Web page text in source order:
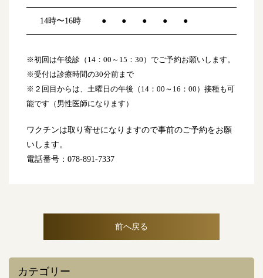
14時〜16時 ● ● ● ● ●
※初回は午後診（14：00～15：30）でご予約お願いします。
※受付は診療時間の30分前まで
※２回目からは、土曜日の午後（14：00～16：00）接種も可
能です（男性医師になります）
ワクチンは取り寄せになりますので事前のご予約をお願
いします。
電話番号：078-891-7337
前へ戻る
カテゴリー